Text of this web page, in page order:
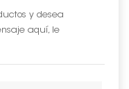
y desea
aquí, le